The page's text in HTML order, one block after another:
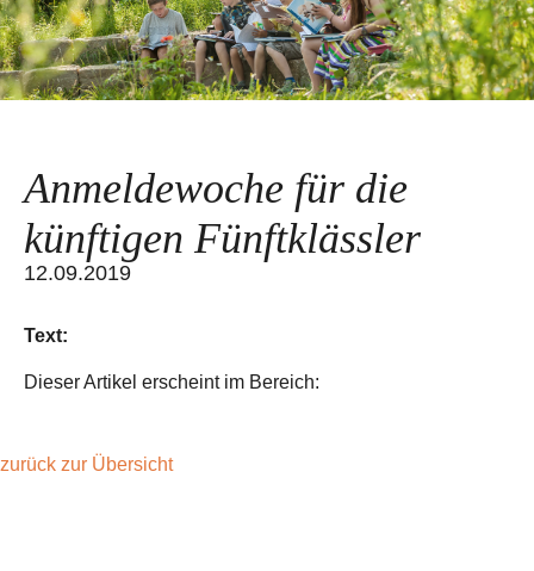
Anmeldewoche für die
künftigen Fünftklässler
12.09.2019
Text:
Dieser Artikel erscheint im Bereich:
zurück zur Übersicht